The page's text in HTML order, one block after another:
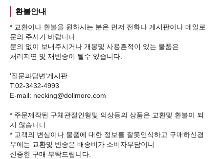
환불안내
* 교환이나 환불을 원하시는 분은 먼저 전화나 게시판이나 메일로
문의 주시기 바랍니다.
문의 없이 보내주시거나 개봉및 사용흔적이 있는 물품은
처리지연 및 재반송이 될수 있습니다.
'질문과답변'게시판
T:02-3432-4993
E-mail: necking@dollmore.com
* 주문제작된 구체관절인형및 의상등의 상품은 교환및 환불이 되
지 않습니다.
* 고객의 변심이나 물품에 대한 정보를 잘못인식하고 구매하신경
우에는 교환및 반송은 배송비가 소비자부담이니
신중한 구매 부탁드립니다.